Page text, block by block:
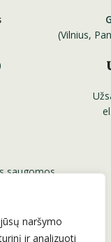
naršymo
ir analizuoti
(Vilnius,
saugomos.
ir platinti